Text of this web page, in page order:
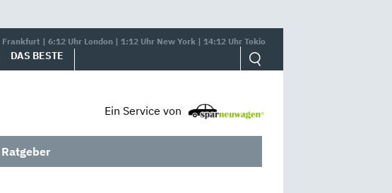
| 6:12 Uhr London | 1:12 Uhr New York | 14:12 Uhr Tokio
DAS BESTE
Ein Service von
Ratgeber